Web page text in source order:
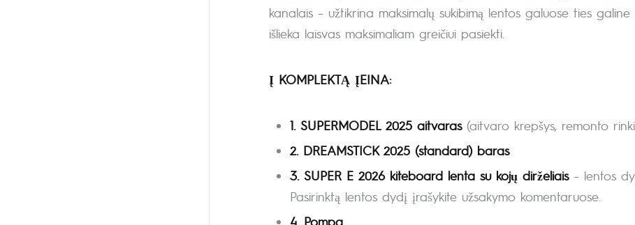
kanalais – užtikrina maksimalų sukibimą lentos galuose ties
išlieka laisvas maksimaliam greičiui pasiekti.
Į KOMPLEKTĄ ĮEINA:
1. SUPERMODEL 2025 aitvaras(aitvaro krepšys, remonto
2. DREAMSTICK 2025 (standard) baras
3. SUPER E 2026 kiteboard lenta su kojų dirželiais– lentos
Pasirinktą lentos dydį įrašykite užsakymo komentaruose.
4. Pompa